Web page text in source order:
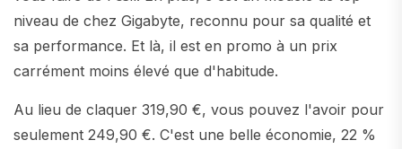
niveau de chez Gigabyte, reconnu pour sa qualité et
sa performance. Et là, il est en promo à un prix
carrément moins élevé que d'habitude.
Au lieu de claquer 319,90 €, vous pouvez l'avoir pour
seulement 249,90 €. C'est une belle économie, 22 %